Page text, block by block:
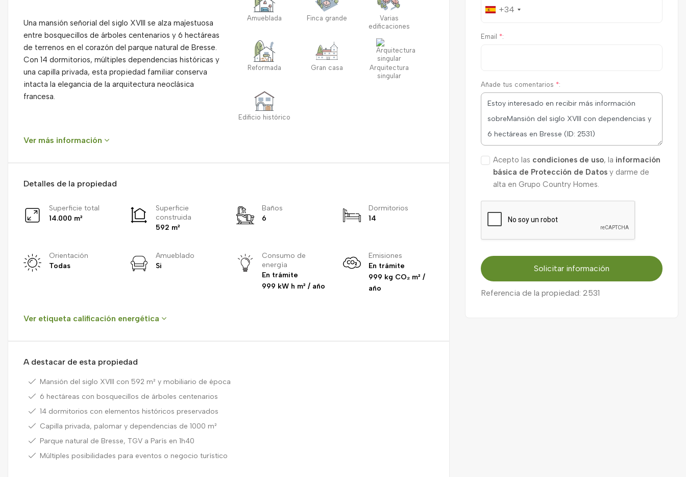
Una mansión señorial del siglo XVIII se alza majestuosa
entre bosquecillos de árboles centenarios y 6 hectáreas
de terrenos en el corazón del parque natural de Bresse.
Con 14 dormitorios, múltiples dependencias históricas y
una capilla privada, esta propiedad familiar conserva
intacta la elegancia de la arquitectura neoclásica
francesa.
Amueblada Finca grande
Varias
edificaciones
Reformada Gran casa
Arquitectura
singular
Edificio histórico
Ver más información
Detalles de la propiedad
Superficie total
14.000 m²
Superficie
construida
592 m²
Baños
6
Dormitorios
14
Orientación
Todas
Amueblado
Si
Consumo de
energía
En trámite
999 kW h m² / año
Emisiones
En trámite
999 kg CO₂ m² /
año
Ver etiqueta calificación energética
A destacar de esta propiedad
Mansión del siglo XVIII con 592 m² y mobiliario de época
6 hectáreas con bosquecillos de árboles centenarios
14 dormitorios con elementos históricos preservados
Capilla privada, palomar y dependencias de 1000 m²
Parque natural de Bresse, TGV a París en 1h40
Múltiples posibilidades para eventos o negocio turístico
+34
Email *:
Añade tus comentarios *:
Acepto las condiciones de uso, la información
básica de Protección de Datos y darme de
alta en Grupo Country Homes.
Solicitar información
Referencia de la propiedad: 2531